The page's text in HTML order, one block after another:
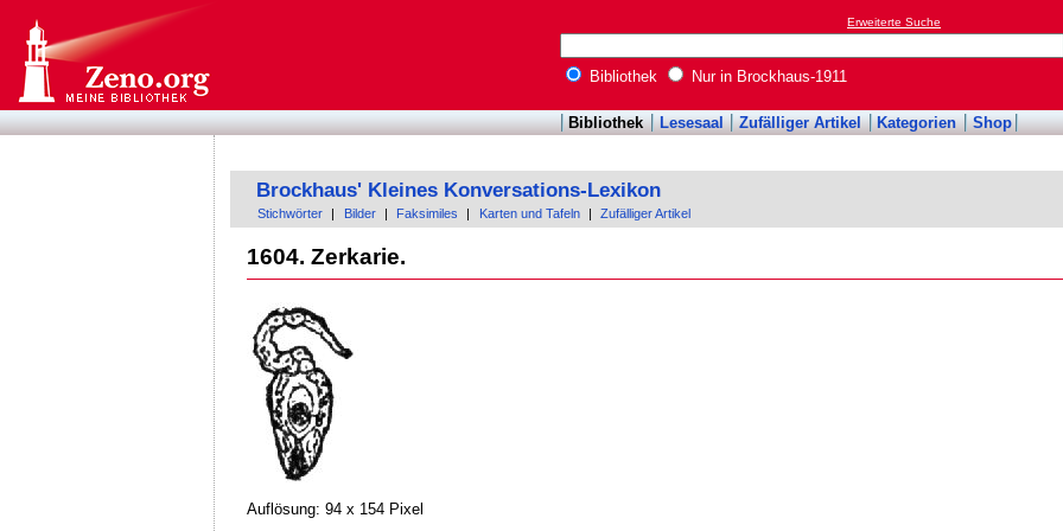
Erweiterte Suche
Bibliothek Nur in Brockhaus-1911
Bibliothek Lesesaal Zufälliger Artikel Kategorien Shop
Brockhaus' Kleines Konversations-Lexikon
Stichwörter Bilder Faksimiles Karten und Tafeln Zufälliger Artikel
1604. Zerkarie.
Auflösung: 94 x 154 Pixel